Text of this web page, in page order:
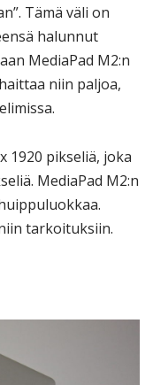
Tämä väli on
halunnut
MediaPad M2:n
niin paljoa,
1920 pikseliä, joka
MediaPad M2:n
tarkoituksiin.